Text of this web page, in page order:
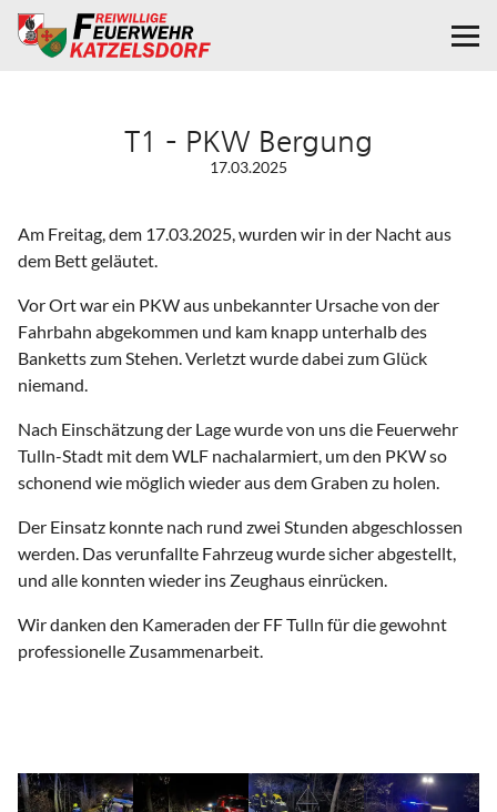
T1 – PKW Bergung
17.03.2025
Am Freitag, dem 17.03.2025, wurden wir in der Nacht aus
dem Bett geläutet.
Vor Ort war ein PKW aus unbekannter Ursache von der
Fahrbahn abgekommen und kam knapp unterhalb des
Banketts zum Stehen. Verletzt wurde dabei zum Glück
niemand.
Nach Einschätzung der Lage wurde von uns die Feuerwehr
Tulln-Stadt mit dem WLF nachalarmiert, um den PKW so
schonend wie möglich wieder aus dem Graben zu holen.
Der Einsatz konnte nach rund zwei Stunden abgeschlossen
werden. Das verunfallte Fahrzeug wurde sicher abgestellt,
und alle konnten wieder ins Zeughaus einrücken.
Wir danken den Kameraden der FF Tulln für die gewohnt
professionelle Zusammenarbeit.